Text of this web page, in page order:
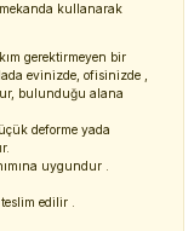
kullanarak
gerektirmeyen bir
evinizde, ofisinizde ,
bulunduğu alana
deforme yada
uygundur .
edilir .